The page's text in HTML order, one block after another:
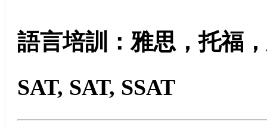
語言培訓：雅思，托福
SAT, SAT, SSAT